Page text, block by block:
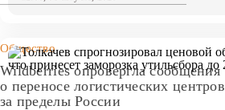
Общество
Wildberries опровергла сообщения
о переносе логистических центров
за пределы России